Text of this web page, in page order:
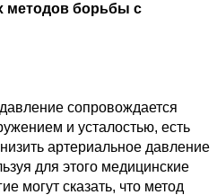
методов борьбы с
сопровождается
и усталостью, есть
артериальное давление
для этого медицинские
могут сказать, что метод